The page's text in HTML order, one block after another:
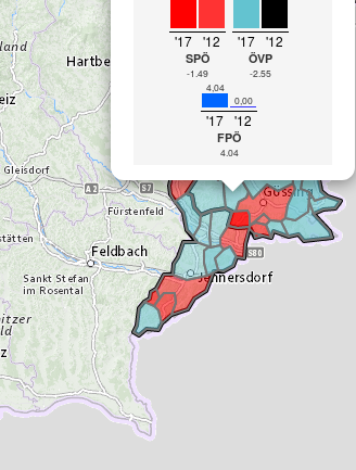
'17 '12
SPÖ
-1.49
'17 '12
ÖVP
-2.55
4,04
0,00
'17 '12
FPÖ
4.04